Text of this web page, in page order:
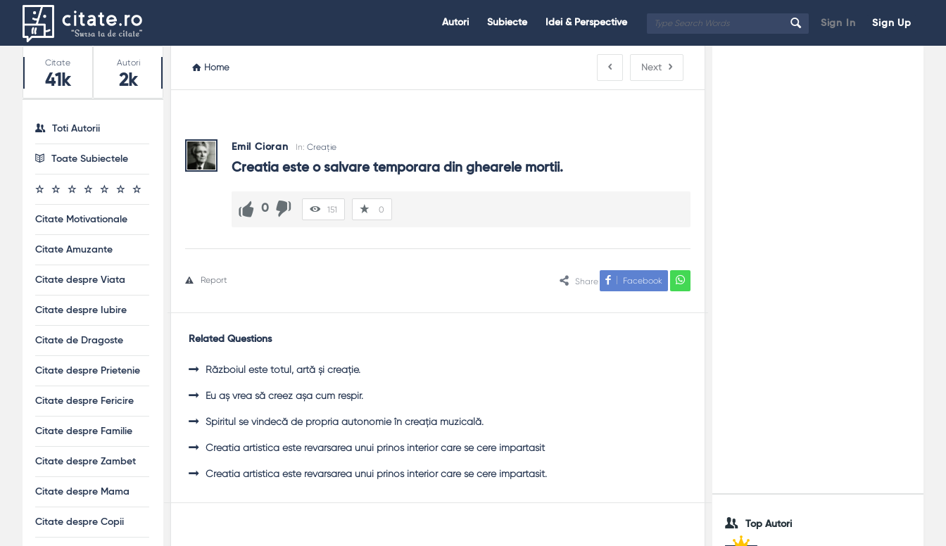
Sign In Sign Up
Citate.ro
Autori Subiecte Idei & Perspective
Home Next
Emil Cioran In: Creație
Creatia este o salvare temporara din ghearele mortii.
0 151 0
Share Facebook
Report
Related Questions
Războiul este totul, artă şi creaţie.
Eu aş vrea să creez aşa cum respir.
Spiritul se vindecă de propria autonomie în creaţia muzicală.
Creatia artistica este revarsarea unui prinos interior care se cere impartasit
Creatia artistica este revarsarea unui prinos interior care se cere impartasit.
Top Autori
Stats
Citate
41k
Autori
2k
Toti Autorii
Toate Subiectele
Citate Motivationale
Citate Amuzante
Citate despre Viata
Citate despre Iubire
Citate de Dragoste
Citate despre Prietenie
Citate despre Fericire
Citate despre Familie
Citate despre Zambet
Citate despre Mama
Citate despre Copii